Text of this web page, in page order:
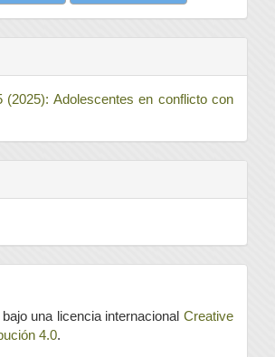
(2025): Adolescentes en conflicto con
una licencia internacional Creative
4.0.